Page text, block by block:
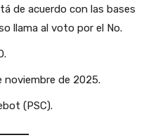
de acuerdo con las bases
llama al voto por el No.
noviembre de 2025.
(PSC).